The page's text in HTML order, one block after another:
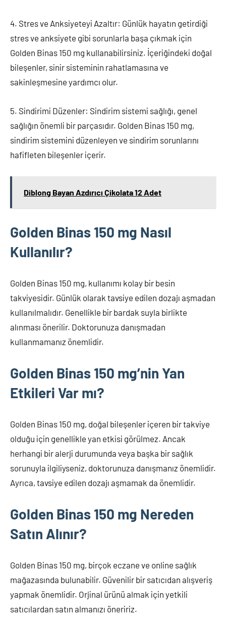
4. Stres ve Anksiyeteyi Azaltır: Günlük hayatın getirdiği
stres ve anksiyete gibi sorunlarla başa çıkmak için
Golden Binas 150 mg kullanabilirsiniz. İçeriğindeki doğal
bileşenler, sinir sisteminin rahatlamasına ve
sakinleşmesine yardımcı olur.
5. Sindirimi Düzenler: Sindirim sistemi sağlığı, genel
sağlığın önemli bir parçasıdır. Golden Binas 150 mg,
sindirim sistemini düzenleyen ve sindirim sorunlarını
hafifleten bileşenler içerir.
Diblong Bayan Azdırıcı Çikolata 12 Adet
Golden Binas 150 mg Nasıl
Kullanılır?
Golden Binas 150 mg, kullanımı kolay bir besin
takviyesidir. Günlük olarak tavsiye edilen dozajı aşmadan
kullanılmalıdır. Genellikle bir bardak suyla birlikte
alınması önerilir. Doktorunuza danışmadan
kullanmamanız önemlidir.
Golden Binas 150 mg’nin Yan
Etkileri Var mı?
Golden Binas 150 mg, doğal bileşenler içeren bir takviye
olduğu için genellikle yan etkisi görülmez. Ancak
herhangi bir alerji durumunda veya başka bir sağlık
sorunuyla ilgiliyseniz, doktorunuza danışmanız önemlidir.
Ayrıca, tavsiye edilen dozajı aşmamak da önemlidir.
Golden Binas 150 mg Nereden
Satın Alınır?
Golden Binas 150 mg, birçok eczane ve online sağlık
mağazasında bulunabilir. Güvenilir bir satıcıdan alışveriş
yapmak önemlidir. Orjinal ürünü almak için yetkili
satıcılardan satın almanızı öneririz.